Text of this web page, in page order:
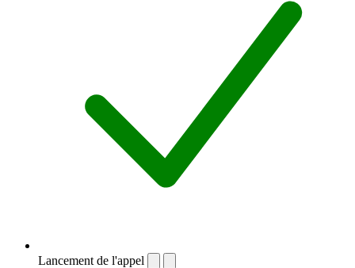
Lancement de l'appel